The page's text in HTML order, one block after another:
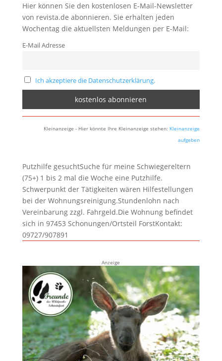
Hier können Sie den kostenlosen E-Mail-Newsletter
von revista.de abonnieren. Sie erhalten jeden
Wochentag die aktuellsten Meldungen per E-Mail:
E-Mail Adresse
Ich akzeptiere die Datenschutzerklärung.
Kleinanzeige - Hier könnte Ihre Kleinanzeige stehen: Kleinanzeige
aufgeben
Putzhilfe gesuchtSuche für meine Schwiegereltern
(75+) 1 bis 2 mal die Woche eine Putzhilfe.
Schwerpunkt der Tätigkeiten wären Hilfestellungen
bei der Wohnungsreinigung.Stundenlohn nach
Vereinbarung zzgl. Fahrgeld.Die Wohnung befindet
sich in 97453 Schonungen/Ortsteil ForstKontakt:
09727/907891
Anzeige